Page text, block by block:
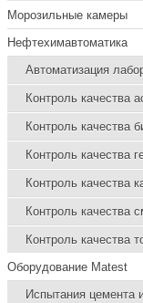
Морозильные камеры
Нефтехимавтоматика
Автоматизация
Контроль качества
Контроль качества
Контроль качества
Контроль качества
Контроль качества
Контроль качества
Оборудование Matest
Испытания цемента